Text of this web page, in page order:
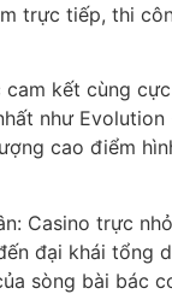
trực tiếp, thi
kết cùng
như Evolution
cao điểm
Casino trực
đại khái tổng
sòng bài bác